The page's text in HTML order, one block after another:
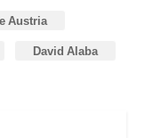
Austria
David Alaba